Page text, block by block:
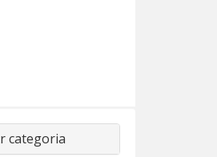
categoria